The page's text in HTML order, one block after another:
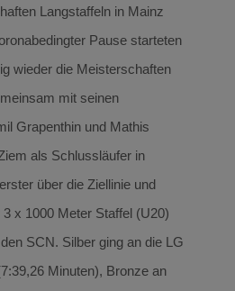
Langstaffeln in Mainz
Pause starteten
wieder die Meisterschaften
mit seinen
Grapenthin und Mathis
als Schlussläufer in
über die Ziellinie und
x 1000 Meter Staffel (U20)
SCN. Silber ging an die LG
Minuten), Bronze an